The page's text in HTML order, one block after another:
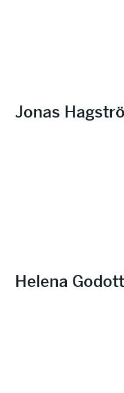
Jonas
Helena